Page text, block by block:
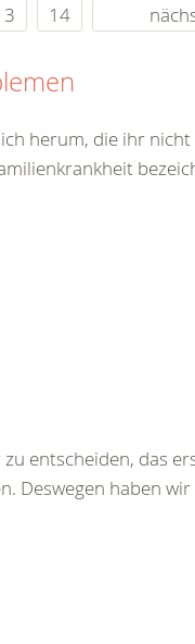
14
herum, die ihr
entscheiden, das
Deswegen haben wir